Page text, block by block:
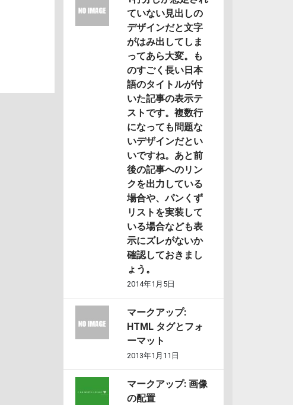
ていない見出しの
デザインだと文字
がはみ出してしま
ってあら大変。も
のすごく長い日本
語のタイトルが付
いた記事の表示テ
ストです。複数行
になっても問題な
いデザインだとい
いですね。あと前
後の記事へのリン
クを出力している
場合や、パンくず
リストを実装して
いる場合なども表
示にズレがないか
確認しておきまし
ょう。
2014年1月5日
マークアップ:
HTML タグとフォ
ーマット
2013年1月11日
マークアップ: 画像
の配置